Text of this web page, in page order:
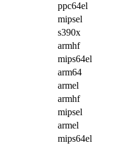
ppc64el
mipsel
s390x
armhf
mips64el
arm64
armel
armhf
mipsel
armel
mips64el